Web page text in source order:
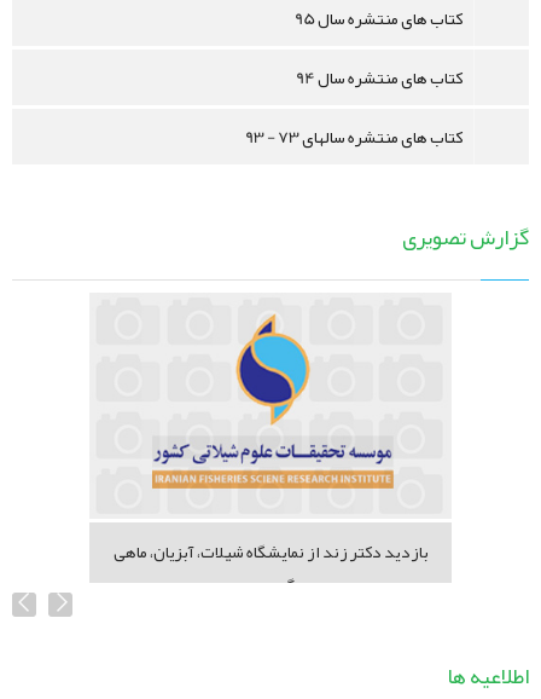
کتاب های منتشره سال 95
کتاب های منتشره سال 94
کتاب های منتشره سالهای 73 - 93
گزارش تصویری
بازدید دکتر زند از نمایشگاه شیلات، آبزیان، ماهی
گیری...
اطلاعیه ها